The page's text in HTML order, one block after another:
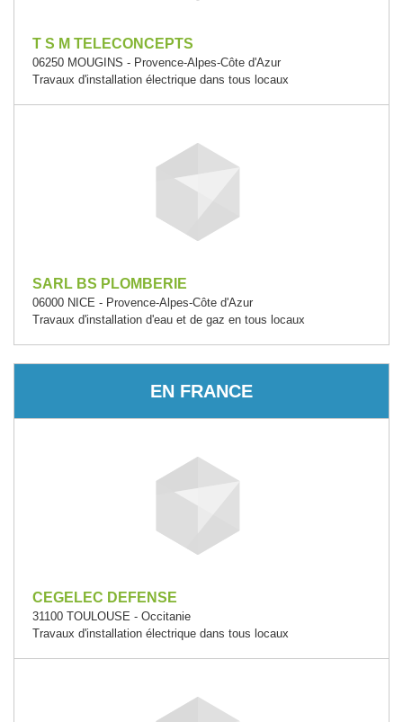
T S M TELECONCEPTS
06250 MOUGINS - Provence-Alpes-Côte d'Azur
Travaux d'installation électrique dans tous locaux
SARL BS PLOMBERIE
06000 NICE - Provence-Alpes-Côte d'Azur
Travaux d'installation d'eau et de gaz en tous locaux
EN FRANCE
CEGELEC DEFENSE
31100 TOULOUSE - Occitanie
Travaux d'installation électrique dans tous locaux